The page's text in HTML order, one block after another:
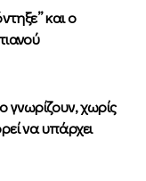
και ο
χωρίς
να υπάρχει